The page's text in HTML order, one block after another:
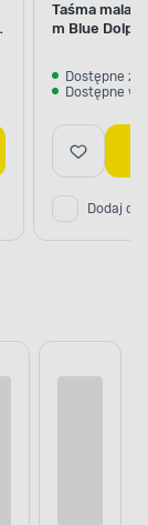
Taśma
m Blue
Dostępne z
Dostępne w
Dodaj do